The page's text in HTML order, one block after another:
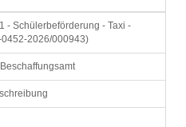
- Schülerbeförderung - Taxi -
2026/000943)